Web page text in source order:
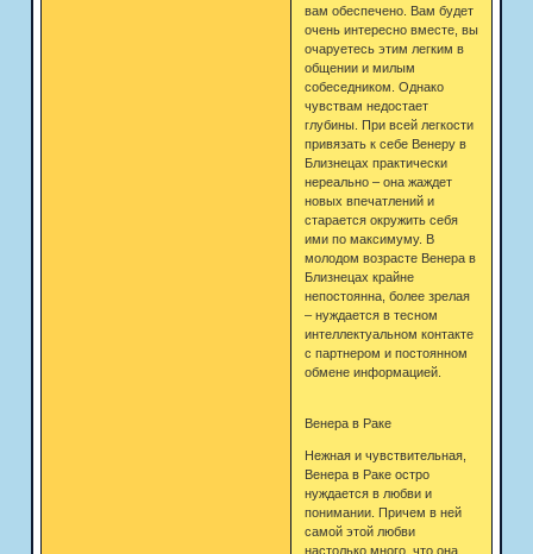
вам обеспечено. Вам будет
очень интересно вместе, вы
очаруетесь этим легким в
общении и милым
собеседником. Однако
чувствам недостает
глубины. При всей легкости
привязать к себе Венеру в
Близнецах практически
нереально – она жаждет
новых впечатлений и
старается окружить себя
ими по максимуму. В
молодом возрасте Венера в
Близнецах крайне
непостоянна, более зрелая
– нуждается в тесном
интеллектуальном контакте
с партнером и постоянном
обмене информацией.
Венера в Раке
Нежная и чувствительная,
Венера в Раке остро
нуждается в любви и
понимании. Причем в ней
самой этой любви
настолько много, что она